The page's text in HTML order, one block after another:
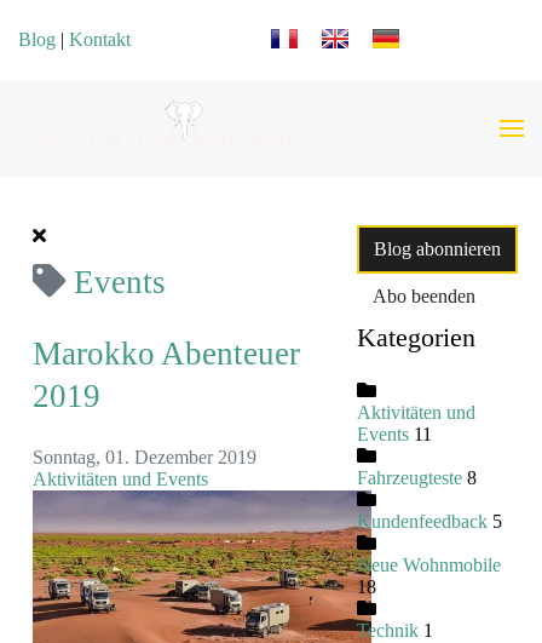
Blog | Kontakt Sprache auswählen
Events
Marokko Abenteuer
2019
Sonntag, 01. Dezember 2019
Aktivitäten und Events
Blog abonnieren
Abo beenden
Kategorien
Aktivitäten und
Events 11
Fahrzeugteste 8
Kundenfeedback 5
Neue Wohnmobile
18
Technik 1